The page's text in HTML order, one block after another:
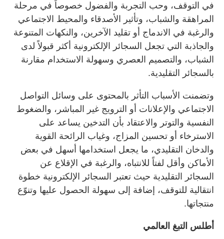
في التوقف، وحب التجربة والفضول خصوصاً في مرحلة
المراهقة والشباب، وتأثير الأصدقاء والمحيط الاجتماعي
والرغبة في الاندماج أو تقليد الآخرين، والنكهات المتنوعة
والجاذبة التي تجعل السجائر الإلكترونية أكثر قبولاً لدى
الشباب، والتصميم العصري وسهولة الاستخدام مقارنة
بالسجائر التقليدية.
وتضمنت الأسباب التأثر بالمحتوى على وسائل التواصل
الاجتماعي والإعلانات أو الترويج غير المباشر، والضغوط
النفسية والتوتر والاعتقاد بأن التدخين يساعد على
الاسترخاء أو تحسين المزاج، وغياب الرائحة القوية
والدخان التقليدي، ما يجعل استخدامها أسهل في بعض
الأماكن وأقل لفتاً للانتباه، والرغبة في الإقلاع عن
السجائر التقليدية حيث تعتبر السجائر الإلكترونية خطوة
انتقالية للتوقف، إضافة إلى سهولة الحصول عليها وتنوّع
منتجاتها.
أطلس التبغ العالمي